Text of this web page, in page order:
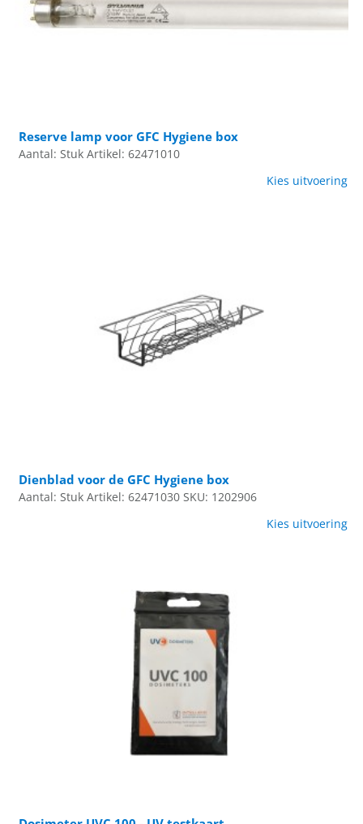
Reserve lamp voor GFC Hygiene box
Aantal: Stuk Artikel: 62471010
Kies uitvoering
Dienblad voor de GFC Hygiene box
Aantal: Stuk Artikel: 62471030 SKU: 1202906
Kies uitvoering